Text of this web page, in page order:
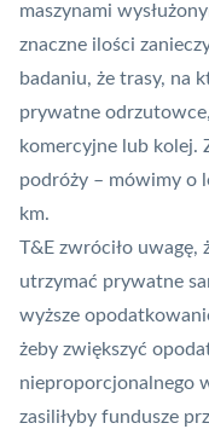
maszynami
znaczne ilości
badaniu, że trasy, na
prywatne
komercyjne lub kolej.
podróży – mówimy o
km.
T&E zwróciło uwagę,
utrzymać prywatne
wyższe
żeby zwiększyć
nieproporcjonalnego
zasiliłyby fundusze